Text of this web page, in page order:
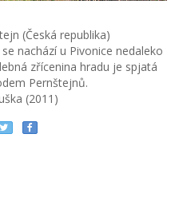
(Česká republika)
nachází u Pivonice nedaleko
zřícenina hradu je spjatá
Pernštejnů.
(2011)